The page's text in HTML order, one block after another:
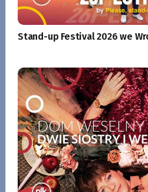
Stand-up Festival 2026 we